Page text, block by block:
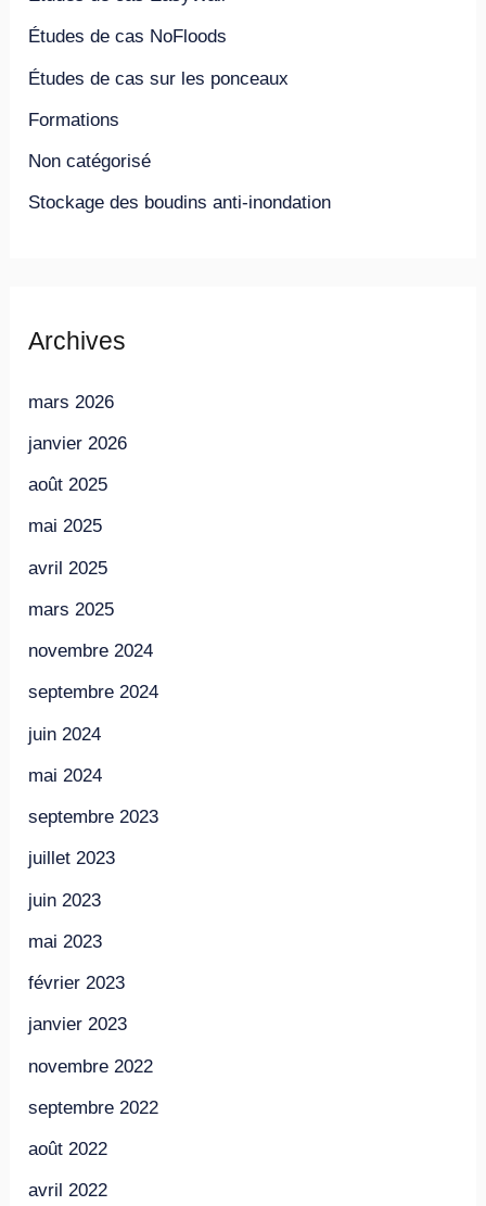
Études de cas NoFloods
Études de cas sur les ponceaux
Formations
Non catégorisé
Stockage des boudins anti-inondation
Archives
mars 2026
janvier 2026
août 2025
mai 2025
avril 2025
mars 2025
novembre 2024
septembre 2024
juin 2024
mai 2024
septembre 2023
juillet 2023
juin 2023
mai 2023
février 2023
janvier 2023
novembre 2022
septembre 2022
août 2022
avril 2022